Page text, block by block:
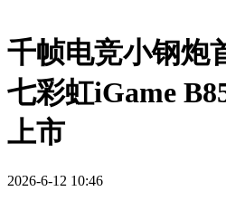
千帧电竞小钢炮
七彩虹iGame
上市
2026-6-12 10:46